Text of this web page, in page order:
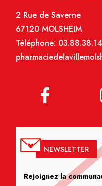
2 Rue de Saverne
67120 MOLSHEIM
Téléphone:
NEWSLETTER
Rejoignez la